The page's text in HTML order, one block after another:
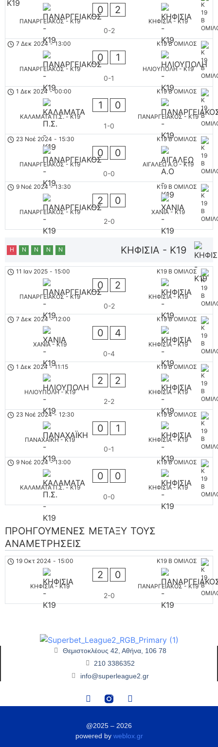
ΠΑΝΑΡΓΕΙΑΚΟΣ - K19
0 2
ΚΗΦΙΣΙΑ - K19
0-2
K19 B ΟΜΙΛΟΣ
7 Δεκ 2024 - 13:00
ΠΑΝΑΡΓΕΙΑΚΟΣ - K19
0 1
ΗΛΙΟΥΠΟΛΗ - K19
0-1
K19 B ΟΜΙΛΟΣ
1 Δεκ 2024 - 00:00
ΚΑΛΑΜΑΤΑ Π.Σ. - K19
1 0
ΠΑΝΑΡΓΕΙΑΚΟΣ - K19
1-0
K19 B ΟΜΙΛΟΣ
23 Νοέ 2024 - 15:30
ΠΑΝΑΡΓΕΙΑΚΟΣ - K19
0 0
ΑΙΓΑΛΕΩ A.O - K19
0-0
K19 B ΟΜΙΛΟΣ
9 Νοέ 2024 - 13:30
ΠΑΝΑΡΓΕΙΑΚΟΣ - K19
2 0
ΧΑΝΙΑ - K19
2-0
ΚΗΦΙΣΙΑ - K19
Η Ν Ν Ν Ν
K19 B ΟΜΙΛΟΣ
11 Ιαν 2025 - 15:00
ΠΑΝΑΡΓΕΙΑΚΟΣ - K19
0 2
ΚΗΦΙΣΙΑ - K19
0-2
K19 B ΟΜΙΛΟΣ
7 Δεκ 2024 - 12:00
ΧΑΝΙΑ - K19
0 4
ΚΗΦΙΣΙΑ - K19
0-4
K19 B ΟΜΙΛΟΣ
1 Δεκ 2024 - 11:15
ΗΛΙΟΥΠΟΛΗ - K19
2 2
ΚΗΦΙΣΙΑ - K19
2-2
K19 B ΟΜΙΛΟΣ
23 Νοέ 2024 - 12:30
ΠΑΝΑΧΑΪΚΗ - K19
0 1
ΚΗΦΙΣΙΑ - K19
0-1
K19 B ΟΜΙΛΟΣ
9 Νοέ 2024 - 13:00
ΚΑΛΑΜΑΤΑ Π.Σ. - K19
0 0
ΚΗΦΙΣΙΑ - K19
0-0
ΠΡΟΗΓΟΎΜΕΝΕΣ ΜΕΤΑΞΎ ΤΟΥΣ
ΑΝΑΜΕΤΡΉΣΕΙΣ
K19 B ΟΜΙΛΟΣ
19 Οκτ 2024 - 15:00
ΚΗΦΙΣΙΑ - K19
2 0
ΠΑΝΑΡΓΕΙΑΚΟΣ - K19
2-0
Θεμιστοκλέους 42, Αθήνα, 106 78
210 3386352
info@superleague2.gr
@2025 – 2026
powered by weblox.gr